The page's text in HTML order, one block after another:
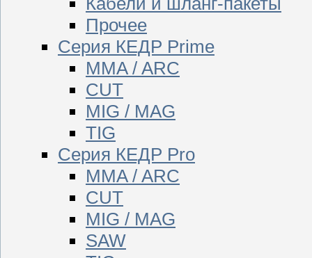
Прочее
Серия КЕДР Prime
MMA / ARC
CUT
MIG / MAG
TIG
Серия КЕДР Pro
MMA / ARC
CUT
MIG / MAG
SAW